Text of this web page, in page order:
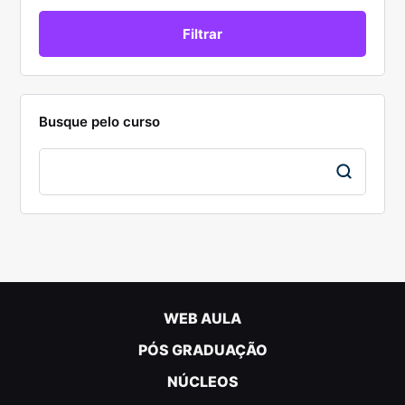
Busque pelo curso
WEB AULA
PÓS GRADUAÇÃO
NÚCLEOS